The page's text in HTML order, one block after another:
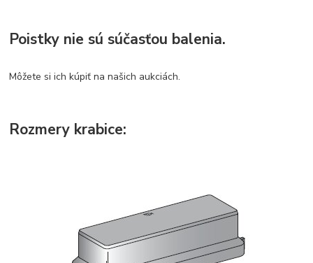
Poistky nie sú súčasťou balenia.
Môžete si ich kúpiť na našich aukciách.
Rozmery krabice: